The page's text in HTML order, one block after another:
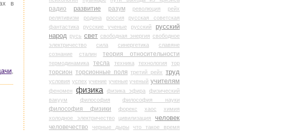
в
,
радио развитие разум революция
рейх
релятивизм
родина россия
русская советская
фантастика
русские ученые русский
русский
народ русь свет свободная энергия свободное
электричество
сила синергетика
славяне
сознание
сталин теория относительности
термодинамика тесла техника технология тор
торсион торсионные поля третий рейх труд
условия успех учение ученые ученый учителям
феномен физика физика эфира
физический
вакуум
философия философия науки
философия физики форекс хаос
химия
холодное электричество
цивилизация человек
человечество черные дыры
что такое время